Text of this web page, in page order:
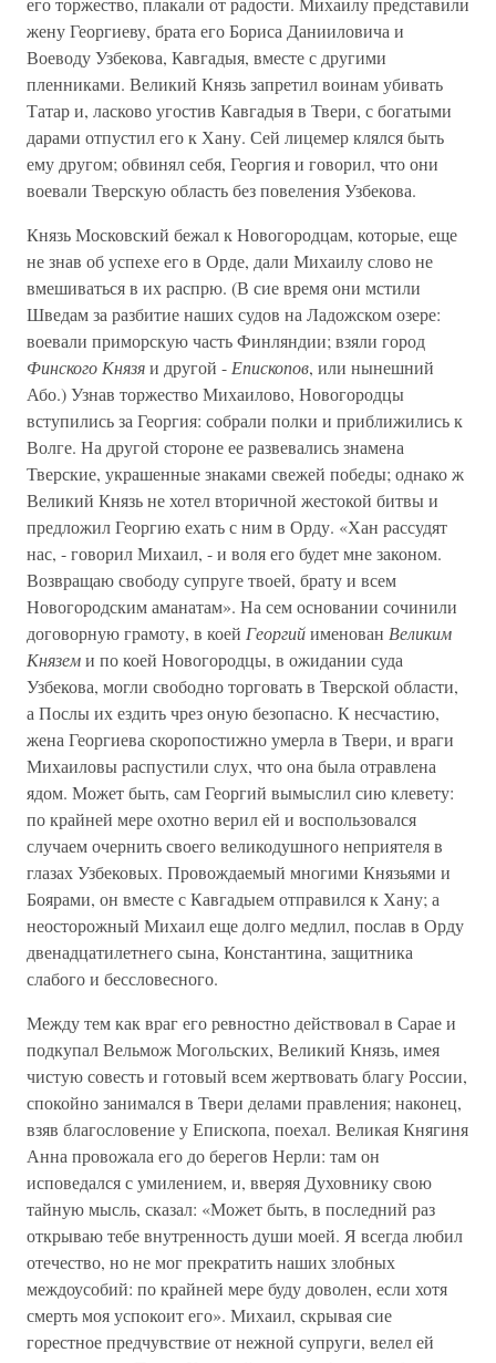
жену Георгиеву, брата его Бориса Данииловича и
Воеводу Узбекова, Кавгадыя, вместе с другими
пленниками. Великий Князь запретил воинам убивать
Татар и, ласково угостив Кавгадыя в Твери, с богатыми
дарами отпустил его к Хану. Сей лицемер клялся быть
ему другом; обвинял себя, Георгия и говорил, что они
воевали Тверскую область без повеления Узбекова.
Князь Московский бежал к Новогородцам, которые, еще
не знав об успехе его в Орде, дали Михаилу слово не
вмешиваться в их распрю. (В сие время они мстили
Шведам за разбитие наших судов на Ладожском озере:
воевали приморскую часть Финляндии; взяли город
Финского Князяи другой - Епископов, или нынешний
Або.) Узнав торжество Михаилово, Новогородцы
вступились за Георгия: собрали полки и приближились к
Волге. На другой стороне ее развевались знамена
Тверские, украшенные знаками свежей победы; однако ж
Великий Князь не хотел вторичной жестокой битвы и
предложил Георгию ехать с ним в Орду. «Хан рассудят
нас, - говорил Михаил, - и воля его будет мне законом.
Возвращаю свободу супруге твоей, брату и всем
Новогородским аманатам». На сем основании сочинили
договорную грамоту, в коей Георгийименован Великим
Княземи по коей Новогородцы, в ожидании суда
Узбекова, могли свободно торговать в Тверской области,
а Послы их ездить чрез оную безопасно. К несчастию,
жена Георгиева скоропостижно умерла в Твери, и враги
Михаиловы распустили слух, что она была отравлена
ядом. Может быть, сам Георгий вымыслил сию клевету:
по крайней мере охотно верил ей и воспользовался
случаем очернить своего великодушного неприятеля в
глазах Узбековых. Провождаемый многими Князьями и
Боярами, он вместе с Кавгадыем отправился к Хану; а
неосторожный Михаил еще долго медлил, послав в Орду
двенадцатилетнего сына, Константина, защитника
слабого и бессловесного.
Между тем как враг его ревностно действовал в Сарае и
подкупал Вельмож Могольских, Великий Князь, имея
чистую совесть и готовый всем жертвовать благу России,
спокойно занимался в Твери делами правления; наконец,
взяв благословение у Епископа, поехал. Великая Княгиня
Анна провожала его до берегов Нерли: там он
исповедался с умилением, и, вверяя Духовнику свою
тайную мысль, сказал: «Может быть, в последний раз
открываю тебе внутренность души моей. Я всегда любил
отечество, но не мог прекратить наших злобных
междоусобий: по крайней мере буду доволен, если хотя
смерть моя успокоит его». Михаил, скрывая сие
горестное предчувствие от нежной супруги, велел ей